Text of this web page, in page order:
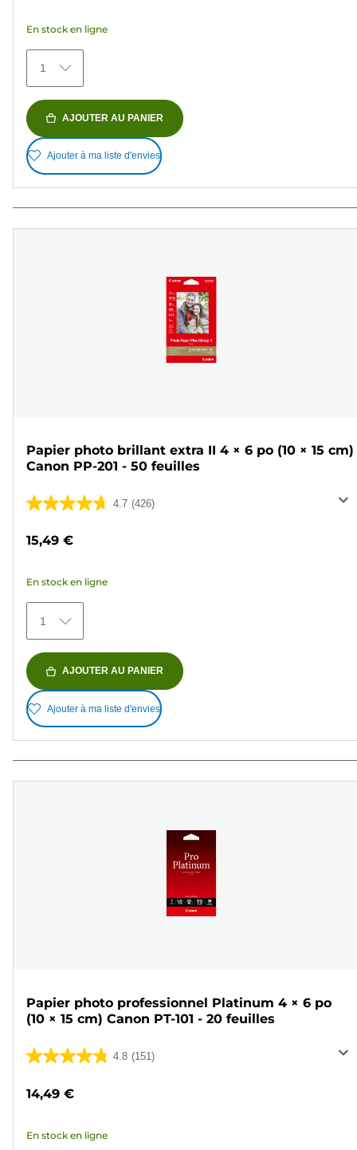
77
avis
En stock en ligne
1
AJOUTER AU PANIER
Ajouter à ma liste d'envies
Papier photo brillant extra II 4 × 6 po (10 × 15 cm)
Canon PP-201 - 50 feuilles
4.7 (426)
4.7
426
avis
15,49 €
En stock en ligne
1
AJOUTER AU PANIER
Ajouter à ma liste d'envies
Papier photo professionnel Platinum 4 × 6 po
(10 × 15 cm) Canon PT-101 - 20 feuilles
4.8 (151)
4.8
5
151
14,49 €
En stock en ligne